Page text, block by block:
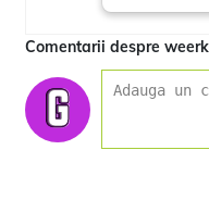
Comentarii despre